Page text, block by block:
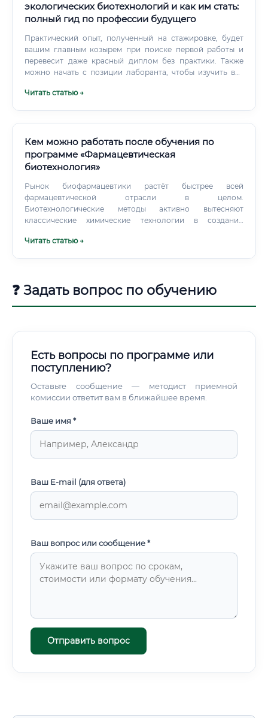
экологических биотехнологий и как им стать:
полный гид по профессии будущего
Практический опыт, полученный на стажировке, будет
вашим главным козырем при поиске первой работы и
перевесит даже красный диплом без практики. Также
можно начать с позиции лаборанта, чтобы изучить все
качества Для успеха в этой профессии нужен сплав
Читать статью →
Кем можно работать после обучения по
программе «Фармацевтическая
биотехнология»
Рынок биофармацевтики растёт быстрее всей
фармацевтической отрасли в целом.
Биотехнологические методы активно вытесняют
классические химические технологии в создании
зарабатывают выше среднего, а потолок зарплаты в этой
Читать статью →
❓ Задать вопрос по обучению
Есть вопросы по программе или
поступлению?
Оставьте сообщение — методист приемной
комиссии ответит вам в ближайшее время.
Ваше имя *
Ваш E-mail (для ответа)
Ваш вопрос или сообщение *
Отправить вопрос